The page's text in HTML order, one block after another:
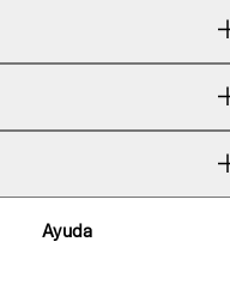
Ayuda